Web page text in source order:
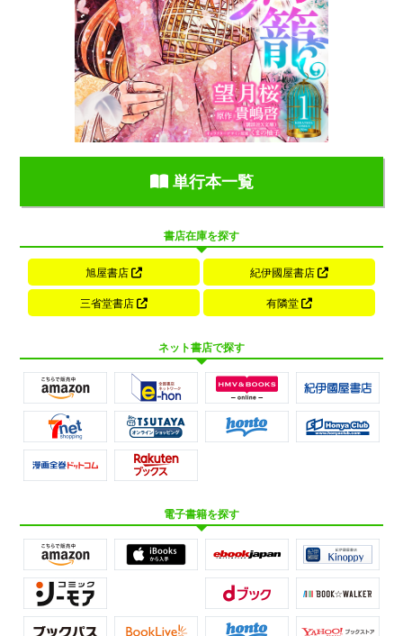
単行本一覧
書店在庫を探す
旭屋書店 紀伊國屋書店
三省堂書店 有隣堂
ネット書店で探す
電子書籍を探す